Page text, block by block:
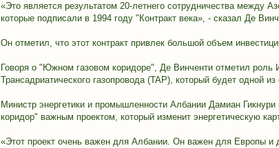
«Это является результатом 20-летнего сотрудничества между
которые подписали в 1994 году "Контракт века», - сказал Де
Он отметил, что этот контракт привлек большой объем
Говоря о "Южном газовом коридоре", Де Винченти отметил роль
Трансадриатического газопровода (TAP), который будет одной
Министр энергетики и промышленности Албании Дамиан
коридор" важным проектом, который изменит энергетическую
«Этот проект очень важен для Албании. Он важен для Европы и